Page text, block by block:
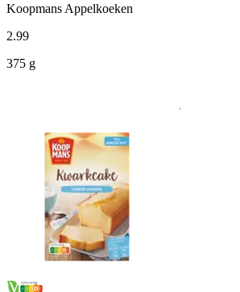
Koopmans Appelkoeken
2.99
375 g